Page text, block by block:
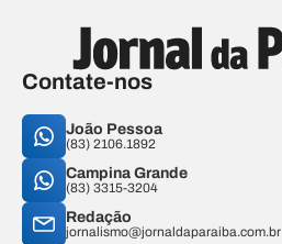
Contate-nos
João Pessoa
(83) 2106.1892
Campina Grande
(83) 3315-3204
Redação
jornalismo@jornaldaparaiba.com.br